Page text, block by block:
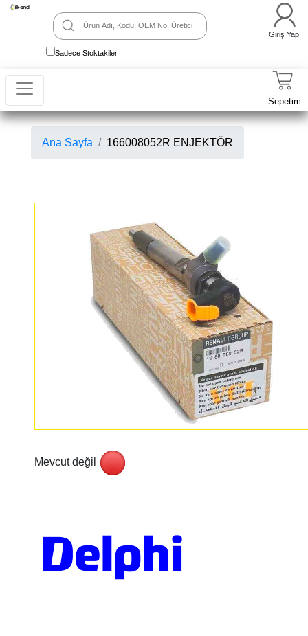
Sadece Stoktakiler
Giriş Yap
Sepetim
Ana Sayfa 166008052R ENJEKTÖR
Mevcut değil